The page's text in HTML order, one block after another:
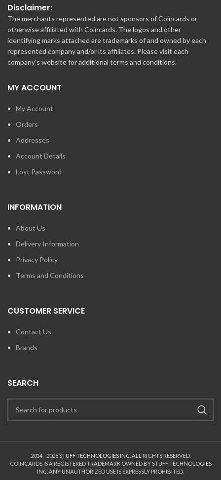
Disclaimer:
The merchants represented are not sponsors of Coincards or
otherwise affiliated with Coincards. The logos and other
identifying marks attached are trademarks of and owned by each
represented company and/or its affiliates. Please visit each
company's website for additional terms and conditions.
MY ACCOUNT
My Account
Orders
Addresses
Account Details
Lost Password
INFORMATION
About Us
Delivery Information
Privacy Policy
Terms and Conditions
CUSTOMER SERVICE
Contact Us
Brands
SEARCH
2014 - 2026STUFF TECHNOLOGIES INC. ALL RIGHTS RESERVED.
COINCARDS IS A REGISTERED TRADEMARK OWNED BY STUFF TECHNOLOGIES
INC. ANY UNAUTHORIZED USE IS EXPRESSLY PROHIBITED.